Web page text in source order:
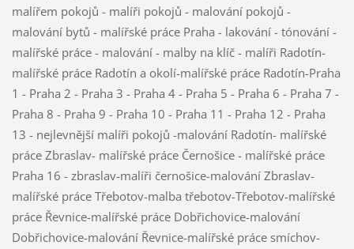
malířem pokojů - malíři pokojů - malování pokojů -
malování bytů - malířské práce Praha - lakování - tónování -
malířské práce - malování - malby na klíč - malíři Radotín-
malířské práce Radotín a okolí-malířské práce Radotín-Praha
1 - Praha 2 - Praha 3 - Praha 4 - Praha 5 - Praha 6 - Praha 7 -
Praha 8 - Praha 9 - Praha 10 - Praha 11 - Praha 12 - Praha
13 - nejlevnější malíři pokojů -malování Radotín- malířské
práce Zbraslav- malířské práce Černošice - malířské práce
Praha 16 - zbraslav-malíři černošice-malování Zbraslav-
malířské práce Třebotov-malba třebotov-Třebotov-malířské
práce Řevnice-malířské práce Dobřichovice-malování
Dobřichovice-malování Řevnice-malířské práce smíchov-